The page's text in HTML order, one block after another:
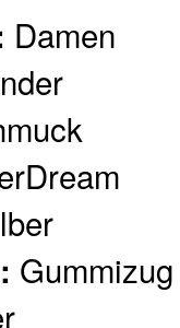
Damen
Gummizug